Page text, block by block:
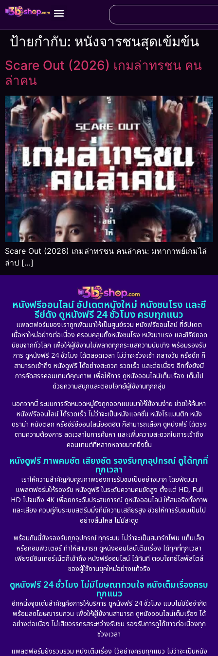
ป้ายกำกับ: หนังจารชนสุดเข้มข้น
Scare Out (2026) เกมล่าทรชน คน
ล่าคน
Scare Out (2026) เกมล่าทรชน คนล่าคน: มหากาพย์เกมไล่
ล่าป […]
หนังฟรีออนไลน์ อัปเดตหนังใหม่ หนังชนโรง และซี
รีย์ดัง ดูหนังฟรี 24 ชั่วโมง ครบทุกแนว
แพลตฟอร์มของเราถูกพัฒนาให้เป็นศูนย์รวม หนังฟรีออนไลน์ ที่อัปเดต
เนื้อหาใหม่อย่างต่อเนื่อง ครอบคลุมทั้งหนังชนโรง หนังมาแรง และซีรีย์ยอด
นิยมจากทั่วโลก เพื่อให้ผู้ใช้งานไม่พลาดทุกกระแสความบันเทิง พร้อมรองรับ
การ ดูหนังฟรี 24 ชั่วโมง ได้ตลอดเวลา ไม่ว่าจะช่วงเช้า กลางวัน หรือดึก ก็
สามารถเข้าถึง หนังดูฟรี ได้อย่างสะดวก รวดเร็ว และต่อเนื่อง อีกทั้งยังมี
การคัดสรรคอนเทนต์คุณภาพ เพื่อให้การ ดูหนังออนไลน์เต็มเรื่อง เต็มไป
ด้วยความสนุกและตอบโจทย์ผู้ใช้งานทุกกลุ่ม
นอกจากนี้ ระบบการจัดหมวดหมู่ยังถูกออกแบบมาให้ใช้งานง่าย ช่วยให้ค้นหา
หนังฟรีออนไลน์ ได้รวดเร็ว ไม่ว่าจะเป็นหนังแอคชั่น หนังโรแมนติก หนัง
ดราม่า หนังตลก หรือซีรีย์ออนไลน์ยอดฮิต ก็สามารถเลือก ดูหนังฟรี ได้ตรง
ตามความต้องการ ลดเวลาในการค้นหา และเพิ่มความสะดวกในการเข้าถึง
คอนเทนต์ที่หลากหลายมากยิ่งขึ้น
หนังดูฟรี ภาพคมชัด เสียงชัด รองรับทุกอุปกรณ์ ดูได้ทุกที่
ทุกเวลา
เราให้ความสำคัญกับคุณภาพของการรับชมเป็นอย่างมาก โดยพัฒนา
แพลตฟอร์มให้รองรับ หนังดูฟรี ในระดับความคมชัดสูง ตั้งแต่ HD, Full
HD ไปจนถึง 4K เพื่อยกระดับประสบการณ์ ดูหนังออนไลน์ ให้สมจริงทั้งภาพ
และเสียง ควบคู่กับระบบสตรีมมิ่งที่มีความเสถียรสูง ช่วยให้การรับชมเป็นไป
อย่างลื่นไหล ไม่มีสะดุด
พร้อมกันนี้ยังรองรับทุกอุปกรณ์ ทุกระบบ ไม่ว่าจะเป็นสมาร์ทโฟน แท็บเล็ต
หรือคอมพิวเตอร์ ทำให้สามารถ ดูหนังออนไลน์เต็มเรื่อง ได้ทุกที่ทุกเวลา
เพียงมีอินเทอร์เน็ตก็เข้าถึง หนังฟรีออนไลน์ ได้ทันที ตอบโจทย์ไลฟ์สไตล์
ของผู้ใช้งานยุคใหม่อย่างแท้จริง
ดูหนังฟรี 24 ชั่วโมง ไม่มีโฆษณากวนใจ หนังเต็มเรื่องครบ
ทุกแนว
อีกหนึ่งจุดเด่นสำคัญคือการให้บริการ ดูหนังฟรี 24 ชั่วโมง แบบไม่มีข้อจำกัด
พร้อมลดโฆษณารบกวน เพื่อให้ผู้ใช้งานสามารถ ดูหนังออนไลน์เต็มเรื่อง ได้
อย่างต่อเนื่อง ไม่เสียอรรถรสระหว่างรับชม รองรับการดูได้ยาวต่อเนื่องทุก
ช่วงเวลา
แพลตฟอร์มยังรวบรวม หนังเต็มเรื่อง ไว้อย่างครบทุกแนว ไม่ว่าจะเป็นหนัง